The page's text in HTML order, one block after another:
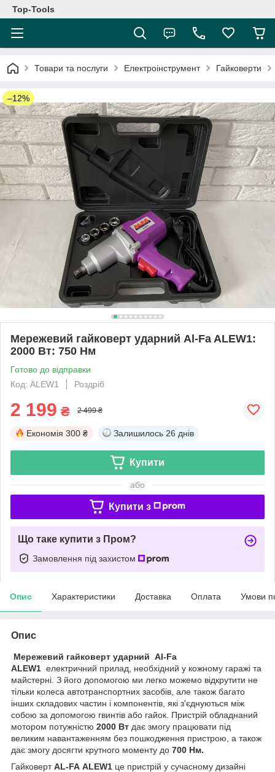
Top-Tools
Товари та послуги Електроінструмент Гайковерти
–12%
Мережевий гайковерт ударний Al-Fa ALEW1:
2000 Вт: 750 Нм
Готово до відправки
Код: ALEW1
Роздріб
2 199 ₴ 2 499 ₴
Економія 300 ₴ Залишилось 26 днів
Купити
або
Купити з
Що таке купити з Пром?
Замовлення під захистом
Опис Характеристики Доставка Оплата Умови
Опис
Мережевий гайковерт ударний Al-Fa
ALEW1 електричний прилад, необхідний у кожному гаражі та
майстерні. З його допомогою ми легко можемо відкрутити не
тільки колеса автотранспортних засобів, але також багато
інших складових частин і компонентів, які з'єднуються між
собою за допомогою гвинтів або гайок. Пристрій обладнаний
мотором потужністю 2000 Вт дає змогу працювати під
великим навантаженням без пошкодження пристрою, а також
дає змогу досягти крутного моменту до 700 Нм.
ГайковертAL-FA ALEW1 це пристрій у сучасному дизайні